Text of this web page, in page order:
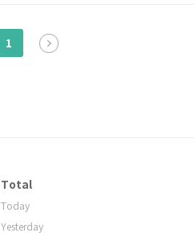
1
Total
Today
Yesterday